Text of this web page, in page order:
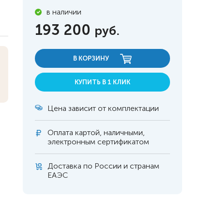
инвалидов
в наличии
193 200 руб.
В КОРЗИНУ
КУПИТЬ В 1 КЛИК
Цена зависит от комплектации
Оплата картой, наличными,
электронным сертификатом
Доставка по России и странам
ЕАЭС